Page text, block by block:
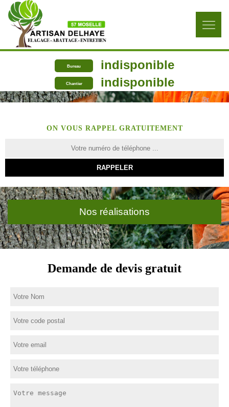
Bureau indisponible
Chantier indisponible
ON VOUS RAPPEL GRATUITEMENT
Nos réalisations
Demande de devis gratuit